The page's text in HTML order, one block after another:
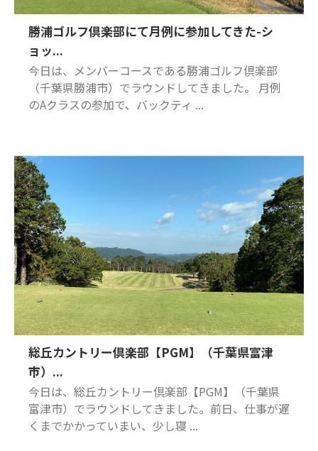
勝浦ゴルフ倶楽部にて月例に参加してきた-シ
ョッ...
今日は、メンバーコースである勝浦ゴルフ倶楽部
（千葉県勝浦市）でラウンドしてきました。 月例
のAクラスの参加で、バックティ ...
総丘カントリー倶楽部【PGM】（千葉県富津
市）...
今日は、総丘カントリー倶楽部【PGM】（千葉県
富津市）でラウンドしてきました。前日、仕事が遅
くまでかかっていまい、少し寝 ...